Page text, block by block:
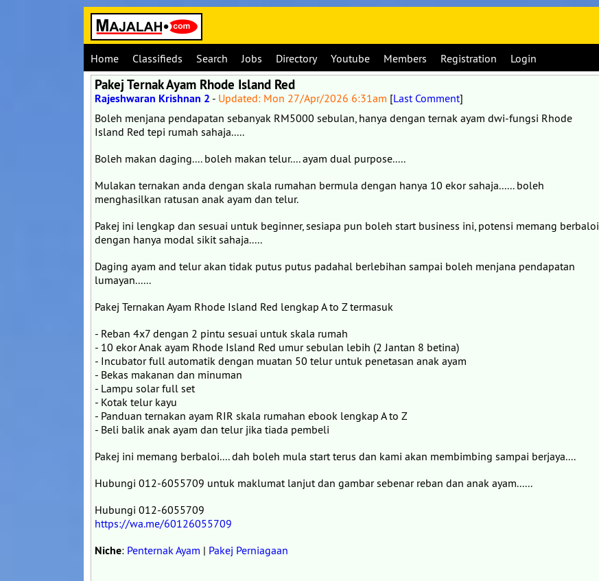
Home Classifieds Search Jobs Directory Youtube Members Registration Login
Pakej Ternak Ayam Rhode Island Red
Rajeshwaran Krishnan 2 - Updated: Mon 27/Apr/2026 6:31am [Last Comment]
Boleh menjana pendapatan sebanyak RM5000 sebulan, hanya dengan ternak ayam dwi-fungsi Rhode
Island Red tepi rumah sahaja.....
Boleh makan daging.... boleh makan telur.... ayam dual purpose.....
Mulakan ternakan anda dengan skala rumahan bermula dengan hanya 10 ekor sahaja...... boleh
menghasilkan ratusan anak ayam dan telur.
Pakej ini lengkap dan sesuai untuk beginner, sesiapa pun boleh start business ini, potensi memang berbaloi
dengan hanya modal sikit sahaja.....
Daging ayam and telur akan tidak putus putus padahal berlebihan sampai boleh menjana pendapatan
lumayan......
Pakej Ternakan Ayam Rhode Island Red lengkap A to Z termasuk
- Reban 4x7 dengan 2 pintu sesuai untuk skala rumah
- 10 ekor Anak ayam Rhode Island Red umur sebulan lebih (2 Jantan 8 betina)
- Incubator full automatik dengan muatan 50 telur untuk penetasan anak ayam
- Bekas makanan dan minuman
- Lampu solar full set
- Kotak telur kayu
- Panduan ternakan ayam RIR skala rumahan ebook lengkap A to Z
- Beli balik anak ayam dan telur jika tiada pembeli
Pakej ini memang berbaloi.... dah boleh mula start terus dan kami akan membimbing sampai berjaya....
Hubungi 012-6055709 untuk maklumat lanjut dan gambar sebenar reban dan anak ayam......
Hubungi 012-6055709
https://wa.me/60126055709
Niche: Penternak Ayam | Pakej Perniagaan